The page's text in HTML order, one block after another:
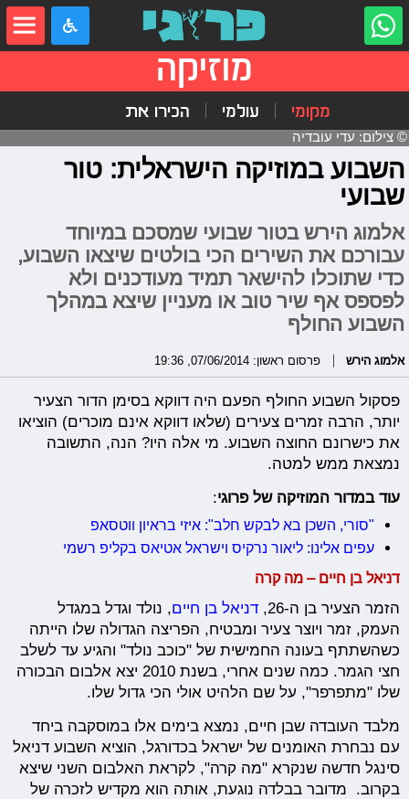
מוזיקה
מקומי עולמי הכירו את
© צילום: עדי עובדיה
השבוע במוזיקה הישראלית: טור
שבועי
אלמוג הירש בטור שבועי שמסכם במיוחד
עבורכם את השירים הכי בולטים שיצאו השבוע,
כדי שתוכלו להישאר תמיד מעודכנים ולא
לפספס אף שיר טוב או מעניין שיצא במהלך
השבוע החולף
אלמוג הירש פרסום ראשון: 07/06/2014, 19:36
פסקול השבוע החולף הפעם היה דווקא בסימן הדור הצעיר
יותר, הרבה זמרים צעירים (שלאו דווקא אינם מוכרים) הוציאו
את כישרונם החוצה השבוע. מי אלה היו? הנה, התשובה
נמצאת ממש למטה.
עוד במדור המוזיקה של פרוגי:
"סורי, השכן בא לבקש חלב": איזי בראיון ווטסאפ
עפים אלינו: ליאור נרקיס וישראל אטיאס בקליפ רשמי
דניאל בן חיים – מה קרה
הזמר הצעיר בן ה-26, דניאל בן חיים, נולד וגדל במגדל
העמק, זמר ויוצר צעיר ומבטיח, הפריצה הגדולה שלו הייתה
כשהשתתף בעונה החמישית של "כוכב נולד" והגיע עד לשלב
חצי הגמר. כמה שנים אחרי, בשנת 2010 יצא אלבום הבכורה
שלו "מתפרפר", על שם הלהיט אולי הכי גדול שלו.
מלבד העובדה שבן חיים, נמצא בימים אלו במוסקבה ביחד
עם נבחרת האומנים של ישראל בכדורגל, הוציא השבוע דניאל
סינגל חדשה שנקרא "מה קרה", לקראת האלבום השני שיצא
בקרוב. מדובר בבלדה נוגעת, אותה הוא מקדיש לזכרה של